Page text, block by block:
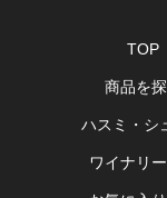
TOP
商品を
ハスミ・シ
ワイナリ